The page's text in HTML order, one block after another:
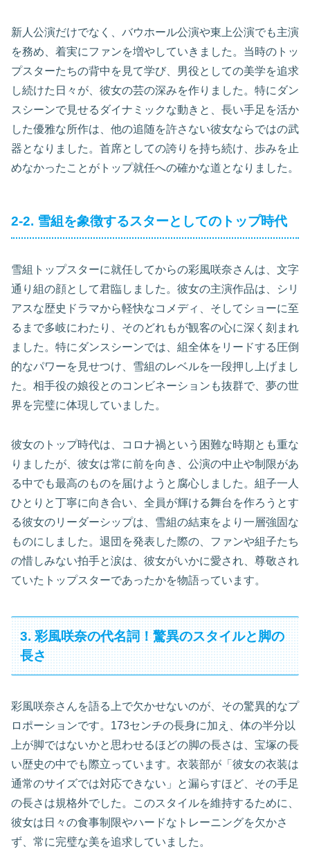
新人公演だけでなく、バウホール公演や東上公演でも主演
を務め、着実にファンを増やしていきました。当時のトッ
プスターたちの背中を見て学び、男役としての美学を追求
し続けた日々が、彼女の芸の深みを作りました。特にダン
スシーンで見せるダイナミックな動きと、長い手足を活か
した優雅な所作は、他の追随を許さない彼女ならではの武
器となりました。首席としての誇りを持ち続け、歩みを止
めなかったことがトップ就任への確かな道となりました。
2-2. 雪組を象徴するスターとしてのトップ時代
雪組トップスターに就任してからの彩風咲奈さんは、文字
通り組の顔として君臨しました。彼女の主演作品は、シリ
アスな歴史ドラマから軽快なコメディ、そしてショーに至
るまで多岐にわたり、そのどれもが観客の心に深く刻まれ
ました。特にダンスシーンでは、組全体をリードする圧倒
的なパワーを見せつけ、雪組のレベルを一段押し上げまし
た。相手役の娘役とのコンビネーションも抜群で、夢の世
界を完璧に体現していました。
彼女のトップ時代は、コロナ禍という困難な時期とも重な
りましたが、彼女は常に前を向き、公演の中止や制限があ
る中でも最高のものを届けようと腐心しました。組子一人
ひとりと丁寧に向き合い、全員が輝ける舞台を作ろうとす
る彼女のリーダーシップは、雪組の結束をより一層強固な
ものにしました。退団を発表した際の、ファンや組子たち
の惜しみない拍手と涙は、彼女がいかに愛され、尊敬され
ていたトップスターであったかを物語っています。
3. 彩風咲奈の代名詞！驚異のスタイルと脚の
長さ
彩風咲奈さんを語る上で欠かせないのが、その驚異的なプ
ロポーションです。173センチの長身に加え、体の半分以
上が脚ではないかと思わせるほどの脚の長さは、宝塚の長
い歴史の中でも際立っています。衣装部が「彼女の衣装は
通常のサイズでは対応できない」と漏らすほど、その手足
の長さは規格外でした。このスタイルを維持するために、
彼女は日々の食事制限やハードなトレーニングを欠かさ
ず、常に完璧な美を追求していました。